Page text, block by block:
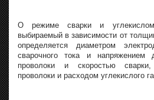
О режиме сварки и
выбираемый в зависимости от
определяется диаметром
сварочного тока и напряжением
проволоки и скоростью
проволоки и расходом углекислого